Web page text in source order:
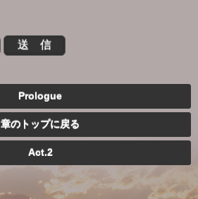
Prologue
章のトップに戻る
Act.2